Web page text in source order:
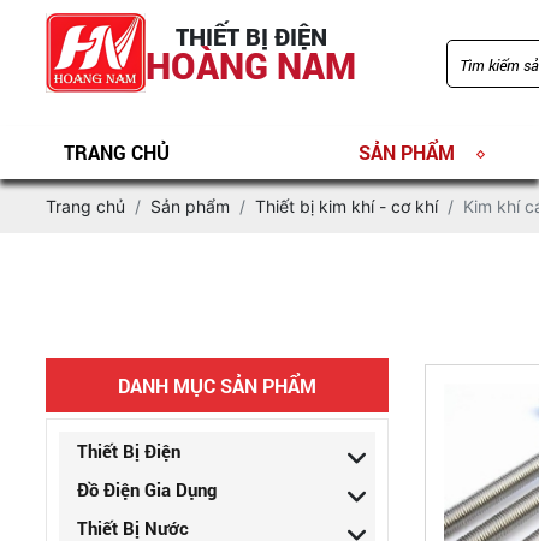
THIẾT BỊ ĐIỆN
HOÀNG NAM
TRANG CHỦ SẢN PHẨM
Trang chủ Sản phẩm Thiết bị kim khí - cơ khí Kim khí
DANH MỤC SẢN PHẨM
Thiết Bị Điện
Đồ Điện Gia Dụng
Thiết Bị Nước